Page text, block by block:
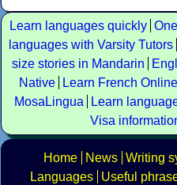
Learn languages quickly
languages with Varsity Tutors
size stories in Mandarin
Native
Learn French Online
MosaLingua
Learn
Visa
Home News Writing
Languages
Useful